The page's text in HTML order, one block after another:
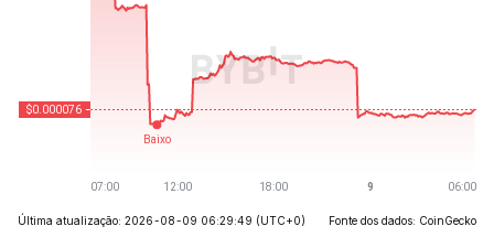
Última atualização: 2026-08-09 06:29:49 (UTC+0)
Fonte dos dados: CoinGecko